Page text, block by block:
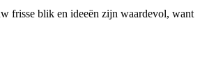
frisse blik en ideeën zijn waardevol, want